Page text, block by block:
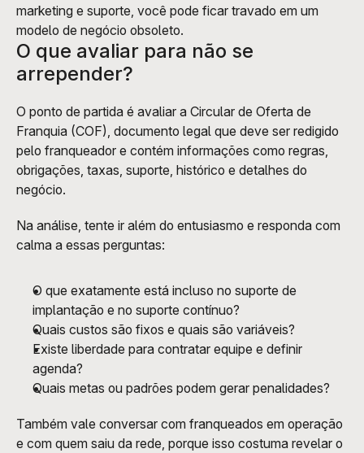
marketing e suporte, você pode ficar travado em um
modelo de negócio obsoleto.
O que avaliar para não se
arrepender?
O ponto de partida é avaliar a Circular de Oferta de
Franquia (COF), documento legal que deve ser redigido
pelo franqueador e contém informações como regras,
obrigações, taxas, suporte, histórico e detalhes do
negócio.
Na análise, tente ir além do entusiasmo e responda com
calma a essas perguntas:
O que exatamente está incluso no suporte de
implantação e no suporte contínuo?
Quais custos são fixos e quais são variáveis?
Existe liberdade para contratar equipe e definir
agenda?
Quais metas ou padrões podem gerar penalidades?
Também vale conversar com franqueados em operação
e com quem saiu da rede, porque isso costuma revelar o